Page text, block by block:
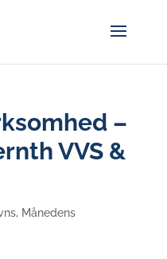
–
VVS &
, Månedens